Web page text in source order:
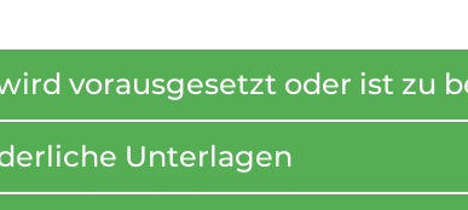
vorausgesetzt oder ist zu
Unterlagen